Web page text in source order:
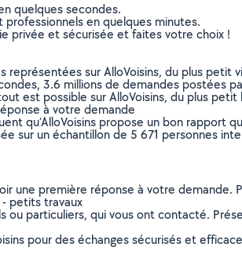
quelques secondes.
professionnels en quelques minutes.
privée et sécurisée et faites votre choix !
sur AlloVoisins, du plus petit
3.6 millions de demandes postées
est possible sur AlloVoisins, du plus petit
à votre demande
qu’AlloVoisins propose un bon rapport
sur un échantillon de 5 671 personnes
une première réponse à votre
petits travaux
ou particuliers, qui vous ont contacté.
pour des échanges sécurisés et